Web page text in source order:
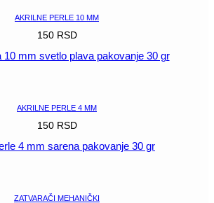
AKRILNE PERLE 10 MM
150 RSD
10 mm svetlo plava pakovanje 30 gr
AKRILNE PERLE 4 MM
150 RSD
4 mm sarena pakovanje 30 gr
ZATVARAČI MEHANIČKI